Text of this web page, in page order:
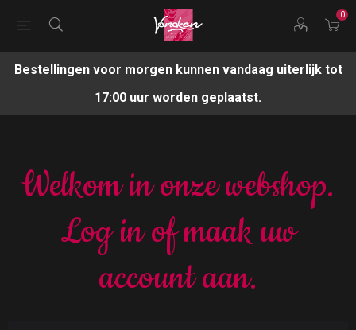
0
Bestellingen voor morgen kunnen vandaag uiterlijk tot
17:00 uur worden geplaatst.
Welkom in onze webshop.
Log in of maak uw
account aan.